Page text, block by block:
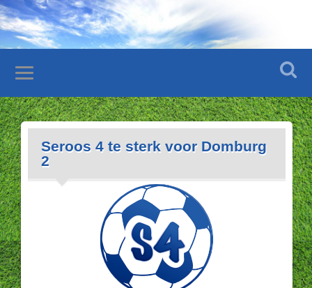
Seroos 4 te sterk voor Domburg
2